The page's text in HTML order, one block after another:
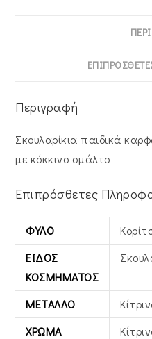
Περιγραφή
Σκουλαρίκια παιδικά
με κόκκινο σμάλτο
Επιπρόσθετες
ΦΎΛΟ
ΕΊΔΟΣ
ΚΟΣΜΉΜΑΤΟΣ
ΜΈΤΑΛΛΟ
ΧΡΏΜΑ